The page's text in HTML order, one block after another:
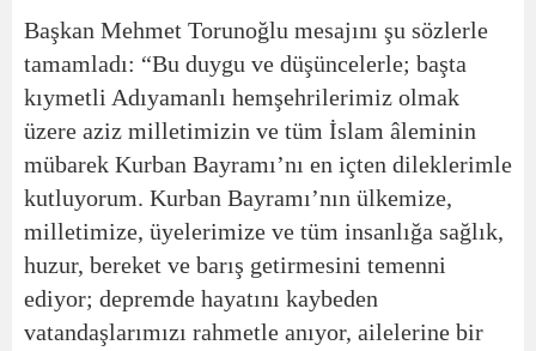
Başkan Mehmet Torunoğlu mesajını şu sözlerle
tamamladı: “Bu duygu ve düşüncelerle; başta
kıymetli Adıyamanlı hemşehrilerimiz olmak
üzere aziz milletimizin ve tüm İslam âleminin
mübarek Kurban Bayramı’nı en içten dileklerimle
kutluyorum. Kurban Bayramı’nın ülkemize,
milletimize, üyelerimize ve tüm insanlığa sağlık,
huzur, bereket ve barış getirmesini temenni
ediyor; depremde hayatını kaybeden
vatandaşlarımızı rahmetle anıyor, ailelerine bir